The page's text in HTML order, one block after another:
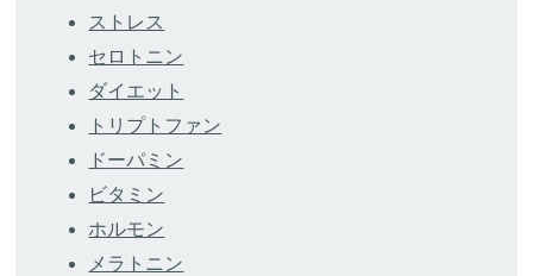
ストレス
セロトニン
ダイエット
トリプトファン
ドーパミン
ビタミン
ホルモン
メラトニン